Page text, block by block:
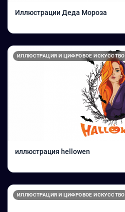
Иллюстрации Деда Мороза
ИЛЛЮСТРАЦИЯ И ЦИФРОВОЕ ИСКУССТВО
иллюстрация hellowen
ИЛЛЮСТРАЦИЯ И ЦИФРОВОЕ ИСКУССТВО